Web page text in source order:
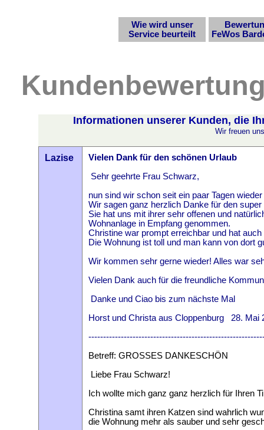
Wie wird unser
Service beurteilt
FeWos
Informationen unserer Kunden, die
Wir freuen
Lazise Vielen Dank für den schönen Urlaub
Sehr geehrte Frau Schwarz,
nun sind wir schon seit ein paar Tagen
Wir sagen ganz herzlich Danke für den
Sie hat uns mit ihrer sehr offenen und
Wohnanlage in Empfang genommen.
Christine war prompt erreichbar und hat
Die Wohnung ist toll und man kann von dort
Wir kommen sehr gerne wieder! Alles war
Vielen Dank auch für die freundliche
Danke und Ciao bis zum nächste Mal
Horst und Christa aus Cloppenburg 28. Mai
Betreff: GROSSES DANKESCHÖN
Liebe Frau Schwarz!
Ich wollte mich ganz ganz herzlich für Ihren
Christina samt ihren Katzen sind wahrlich
die Wohnung mehr als sauber und sehr